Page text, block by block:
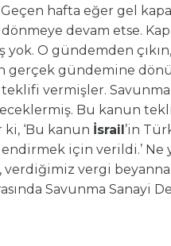
Geçen hafta eğer gel
devam etse.
yok. O gündemden
gündemine
vermişler.
Bu kanun
‘Bu kanun İsrail’in
için verildi.’ Ne
verdiğimiz vergi
Savunma Sanayi